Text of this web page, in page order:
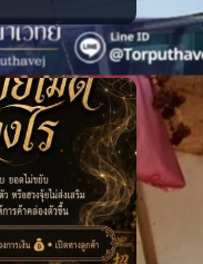
ต่อจิตใจโดยไม่รู้
ดเจน สุภาพ และ
งเรามั่นคงและ
วคุณเคยเผลอใช้
าง? #คำอธิษฐาน